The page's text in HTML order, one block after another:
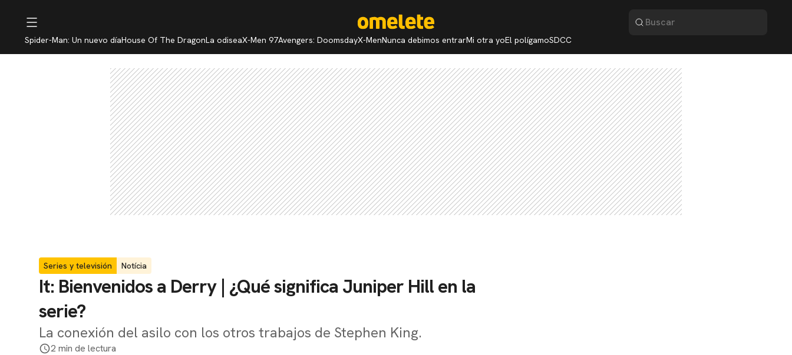
Spider-Man: Un nuevo díaHouse Of The DragonLa odiseaX-Men 97Avengers: DoomsdayX-MenNunca debimos entrarMi otra yoEl polígamoSDCC
Series y televisión Notícia
It: Bienvenidos a Derry | ¿Qué significa Juniper Hill en la
serie?
La conexión del asilo con los otros trabajos de Stephen King.
2 min de lectura